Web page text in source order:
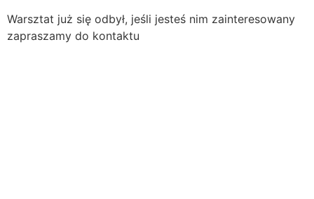
Warsztat już się odbył, jeśli jesteś nim zainteresowany
zapraszamy do kontaktu